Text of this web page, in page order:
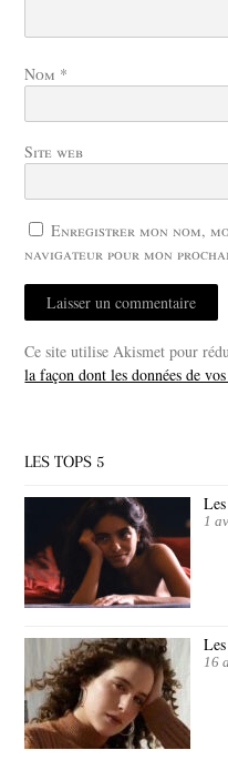
Nom *
Site web
Enregistrer mon nom,
navigateur pour mon
Ce site utilise Akismet pour
la façon dont les données de
LES TOPS 5
1
16